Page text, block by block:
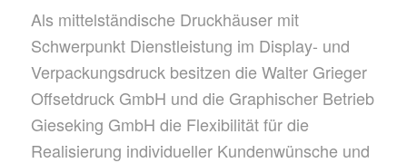
Als mittelständische Druckhäuser mit
Schwerpunkt Dienstleistung im Display- und
Verpackungsdruck besitzen die Walter Grieger
Offsetdruck GmbH und die Graphischer Betrieb
Gieseking GmbH die Flexibilität für die